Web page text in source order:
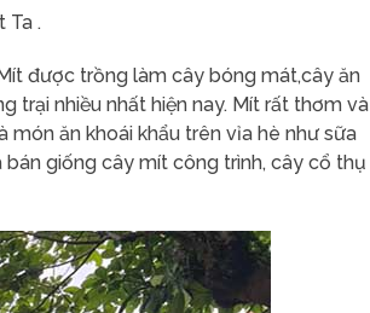
Ta .
được trồng làm cây bóng mát,cây ăn
trại nhiều nhất hiện nay. Mít rất thơm và
ăn khoái khẩu trên vỉa hè như sữa
giống cây mít công trình, cây cổ thụ